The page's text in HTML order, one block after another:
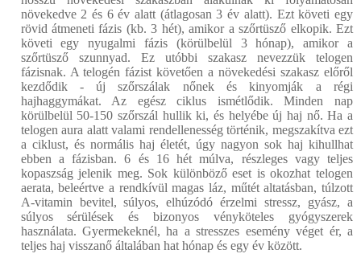
növekedve 2 és 6 év alatt (átlagosan 3 év alatt). Ezt követi egy
rövid átmeneti fázis (kb. 3 hét), amikor a szőrtüsző elkopik. Ezt
követi egy nyugalmi fázis (körülbelül 3 hónap), amikor a
szőrtüsző szunnyad. Ez utóbbi szakasz nevezzük telogen
fázisnak. A telogén fázist követően a növekedési szakasz előről
kezdődik - új szőrszálak nőnek és kinyomják a régi
hajhaggymákat. Az egész ciklus ismétlődik. Minden nap
körülbelül 50-150 szőrszál hullik ki, és helyébe új haj nő. Ha a
telogen aura alatt valami rendellenesség történik, megszakítva ezt
a ciklust, és normális haj életét, úgy nagyon sok haj kihullhat
ebben a fázisban. 6 és 16 hét múlva, részleges vagy teljes
kopaszság jelenik meg. Sok különböző eset is okozhat telogen
aerata, beleértve a rendkívül magas láz, műtét altatásban, túlzott
A-vitamin bevitel, súlyos, elhúzódó érzelmi stressz, gyász, a
súlyos sérülések és bizonyos vényköteles gyógyszerek
használata. Gyermekeknél, ha a stresszes esemény véget ér, a
teljes haj visszanő általában hat hónap és egy év között.